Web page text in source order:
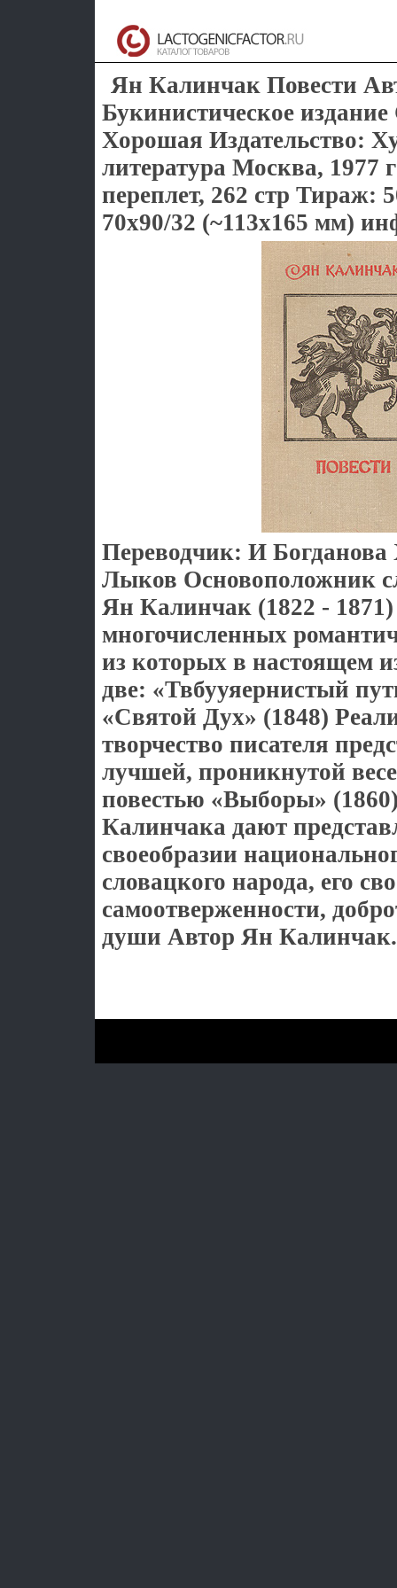
Ян Калинчак Повести
Букинистическое
Хорошая Издательство:
литература Москва, 1977
переплет, 262 стр Тираж:
70x90/32 (~113х165 мм)
Переводчик: И
Лыков Основоположник
Ян Калинчак (1822 -
многочисленных
из которых в настоящем
две: «Твбууяернистый
«Святой Дух» (1848)
творчество писателя
лучшей, проникнутой
повестью «Выборы»
Калинчака дают
своеобразии
словацкого народа, его
самоотверженности,
души Автор Ян Калинчак.